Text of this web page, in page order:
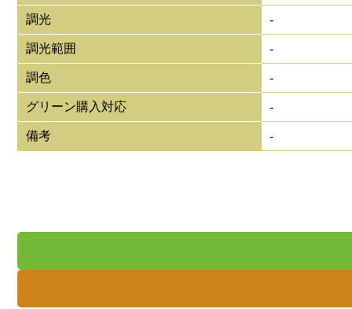
調光 -
調光範囲 -
調色 -
グリーン購入対応 -
備考 -